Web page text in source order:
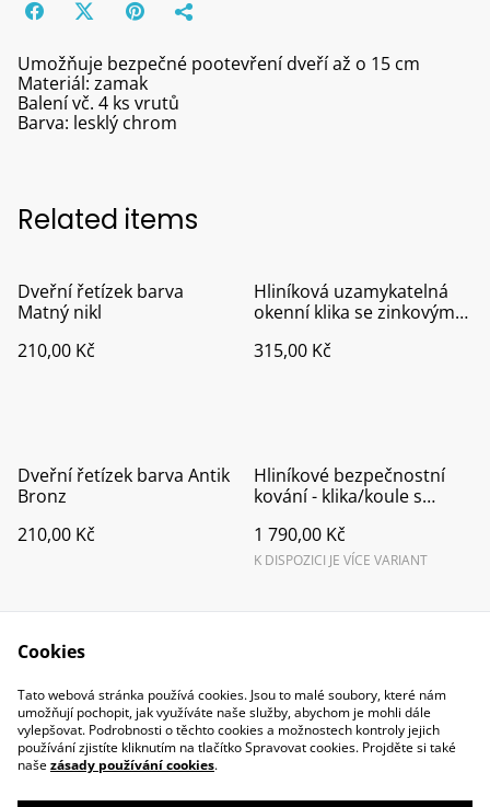
Umožňuje bezpečné pootevření dveří až o 15 cm
Materiál: zamak
Balení vč. 4 ks vrutů
Barva: lesklý chrom
Related items
Dveřní řetízek barva
Matný nikl
210,00 Kč
Hliníková uzamykatelná
okenní klika se zinkovým
315,00 Kč
Dveřní řetízek barva Antik
Bronz
210,00 Kč
Hliníkové bezpečnostní
kování - klika/koule s
1 790,00 Kč
K DISPOZICI JE VÍCE VARIANT
Contact Us
Legal Terms
Privacy Policy
Cookie Policy
Cookies
Tato webová stránka používá cookies. Jsou to malé soubory, které nám
umožňují pochopit, jak využíváte naše služby, abychom je mohli dále
vylepšovat. Podrobnosti o těchto cookies a možnostech kontroly jejich
používání zjistíte kliknutím na tlačítko Spravovat cookies. Projděte si také
našezásady používání cookies.